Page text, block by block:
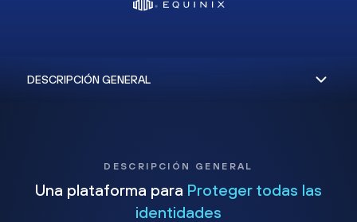
DESCRIPCIÓN GENERAL
Una plataforma para Proteger todas las
identidades